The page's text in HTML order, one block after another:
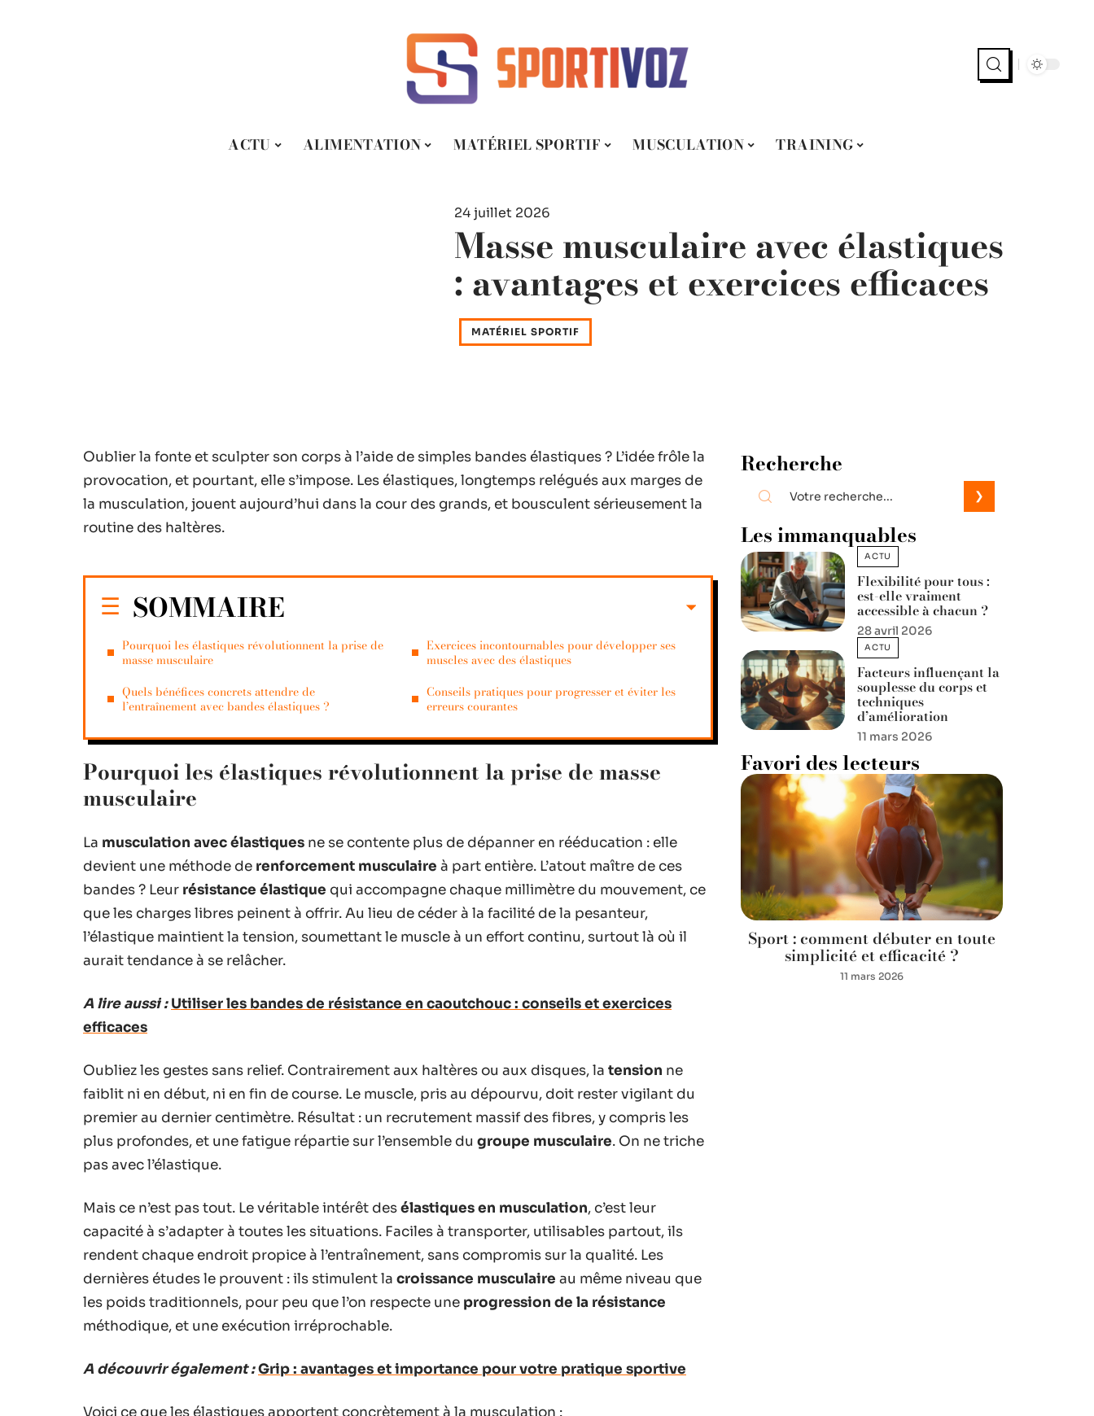
ACTU ALIMENTATION MATÉRIEL SPORTIF MUSCULATION TRAINING
24 juillet 2026
Masse musculaire avec élastiques
: avantages et exercices efficaces
MATÉRIEL SPORTIF
Oublier la fonte et sculpter son corps à l’aide de simples bandes élastiques ? L’idée frôle la
provocation, et pourtant, elle s’impose. Les élastiques, longtemps relégués aux marges de
la musculation, jouent aujourd’hui dans la cour des grands, et bousculent sérieusement la
routine des haltères.
SOMMAIRE
Pourquoi les élastiques révolutionnent la prise de
masse musculaire
Quels bénéfices concrets attendre de
l’entraînement avec bandes élastiques ?
Exercices incontournables pour développer ses
muscles avec des élastiques
Conseils pratiques pour progresser et éviter les
erreurs courantes
Pourquoi les élastiques révolutionnent la prise de masse
musculaire
La musculation avec élastiques ne se contente plus de dépanner en rééducation : elle
devient une méthode de renforcement musculaire à part entière. L’atout maître de ces
bandes ? Leur résistance élastique qui accompagne chaque millimètre du mouvement, ce
que les charges libres peinent à offrir. Au lieu de céder à la facilité de la pesanteur,
l’élastique maintient la tension, soumettant le muscle à un effort continu, surtout là où il
aurait tendance à se relâcher.
A lire aussi : Utiliser les bandes de résistance en caoutchouc : conseils et exercices
efficaces
Oubliez les gestes sans relief. Contrairement aux haltères ou aux disques, la tension ne
faiblit ni en début, ni en fin de course. Le muscle, pris au dépourvu, doit rester vigilant du
premier au dernier centimètre. Résultat : un recrutement massif des fibres, y compris les
plus profondes, et une fatigue répartie sur l’ensemble du groupe musculaire. On ne triche
pas avec l’élastique.
Mais ce n’est pas tout. Le véritable intérêt desélastiques en musculation, c’est leur
capacité à s’adapter à toutes les situations. Faciles à transporter, utilisables partout, ils
rendent chaque endroit propice à l’entraînement, sans compromis sur la qualité. Les
dernières études le prouvent : ils stimulent la croissance musculaire au même niveau que
les poids traditionnels, pour peu que l’on respecte une progression de la résistance
méthodique, et une exécution irréprochable.
A découvrir également :Grip : avantages et importance pour votre pratique sportive
Voici ce que les élastiques apportent concrètement à la musculation :
Recherche
Les immanquables
ACTU
Flexibilité pour tous :
est-elle vraiment
accessible à chacun ?
28 avril 2026
ACTU
Facteurs influençant la
souplesse du corps et
techniques
d’amélioration
11 mars 2026
Favori des lecteurs
Sport : comment débuter en toute
simplicité et efficacité ?
11 mars 2026